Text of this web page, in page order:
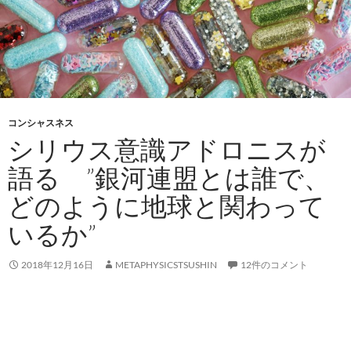
コンシャスネス
シリウス意識アドロニスが
語る ”銀河連盟とは誰で、
どのように地球と関わって
いるか”
2018年12月16日 METAPHYSICSTSUSHIN 12件のコメント